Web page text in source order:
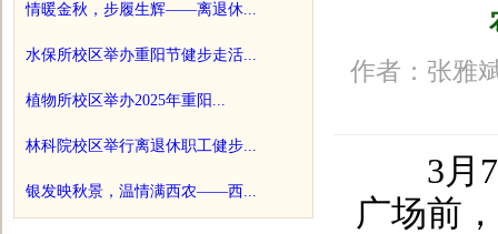
情暖金秋，步履生辉——离退休...
水保所校区举办重阳节健步走活...
植物所校区举办2025年重阳...
林科院校区举行离退休职工健步...
银发映秋景，温情满西农——西...
作者：张雅
3月7
广场前